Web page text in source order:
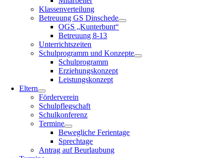
Klassenverteilung
Betreuung GS Dinschede
OGS „Kunterbunt“
Betreuung 8-13
Unterrichtszeiten
Schulprogramm und Konzepte
Schulprogramm
Erziehungskonzept
Leistungskonzept
Eltern
Förderverein
Schulpflegschaft
Schulkonferenz
Termine
Bewegliche Ferientage
Sprechtage
Antrag auf Beurlaubung